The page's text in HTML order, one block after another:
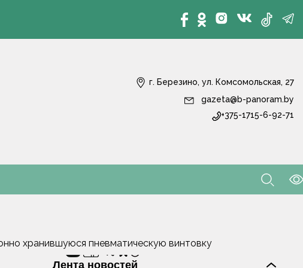
г. Березино, ул. Комсомольская, 27
gazeta@b-panoram.by
+375-1715-6-92-71
хранившуюся пневматическую винтовку
Лента новостей